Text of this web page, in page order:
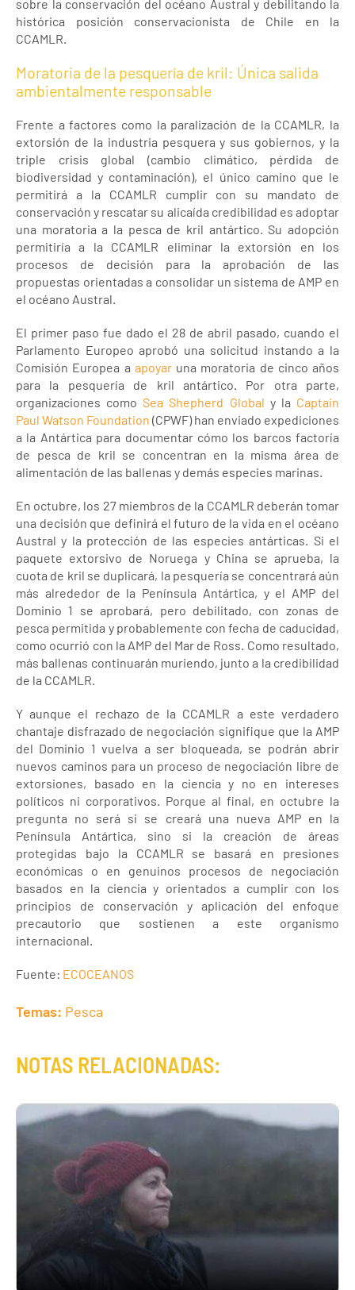
sobre la conservación del océano Austral y debilitando la
histórica posición conservacionista de Chile en la
CCAMLR.
Moratoria de la pesquería de kril: Única salida
ambientalmente responsable
Frente a factores como la paralización de la CCAMLR, la
extorsión de la industria pesquera y sus gobiernos, y la
triple crisis global (cambio climático, pérdida de
biodiversidad y contaminación), el único camino que le
permitirá a la CCAMLR cumplir con su mandato de
conservación y rescatar su alicaída credibilidad es adoptar
una moratoria a la pesca de kril antártico. Su adopción
permitiría a la CCAMLR eliminar la extorsión en los
procesos de decisión para la aprobación de las
propuestas orientadas a consolidar un sistema de AMP en
el océano Austral.
El primer paso fue dado el 28 de abril pasado, cuando el
Parlamento Europeo aprobó una solicitud instando a la
Comisión Europea a apoyaruna moratoria de cinco años
para la pesquería de kril antártico. Por otra parte,
organizaciones como Sea Shepherd Global y la Captain
Paul Watson Foundation (CPWF) han enviado expediciones
a la Antártica para documentar cómo los barcos factoría
de pesca de kril se concentran en la misma área de
alimentación de las ballenas y demás especies marinas.
En octubre, los 27 miembros de la CCAMLR deberán tomar
una decisión que definirá el futuro de la vida en el océano
Austral y la protección de las especies antárticas. Si el
paquete extorsivo de Noruega y China se aprueba, la
cuota de kril se duplicará, la pesquería se concentrará aún
más alrededor de la Península Antártica, y el AMP del
Dominio 1 se aprobará, pero debilitado, con zonas de
pesca permitida y probablemente con fecha de caducidad,
como ocurrió con la AMP del Mar de Ross. Como resultado,
más ballenas continuarán muriendo, junto a la credibilidad
de la CCAMLR.
Y aunque el rechazo de la CCAMLR a este verdadero
chantaje disfrazado de negociación signifique que la AMP
del Dominio 1 vuelva a ser bloqueada, se podrán abrir
nuevos caminos para un proceso de negociación libre de
extorsiones, basado en la ciencia y no en intereses
políticos ni corporativos. Porque al final, en octubre la
pregunta no será si se creará una nueva AMP en la
Península Antártica, sino si la creación de áreas
protegidas bajo la CCAMLR se basará en presiones
económicas o en genuinos procesos de negociación
basados en la ciencia y orientados a cumplir con los
principios de conservación y aplicación del enfoque
precautorio que sostienen a este organismo
internacional.
Fuente: ECOCEANOS
Temas: Pesca
NOTAS RELACIONADAS: